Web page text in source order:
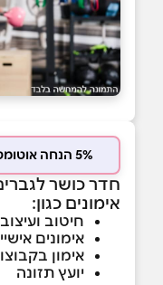
5% הנחה אוטומטית למשלמים בכרטיס המועדון
חדר כושר
אימונים כגון:
חיטוב
אימונים
אימון
יועץ תזונה